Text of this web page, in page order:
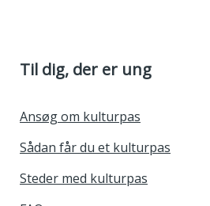
Til dig, der er ung
Ansøg om kulturpas
Sådan får du et kulturpas
Steder med kulturpas